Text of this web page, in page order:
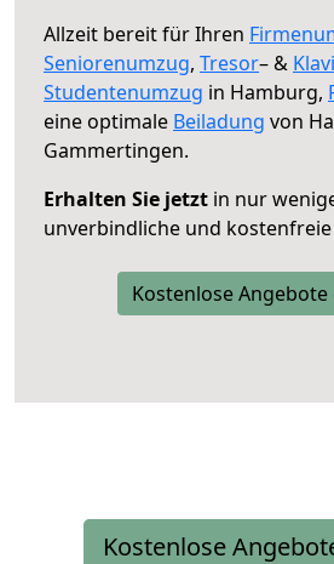
Allzeit bereit für Ihren
Seniorenumzug, Tresor– &
Studentenumzug in Hamburg,
eine optimale Beiladung von
Gammertingen.
Erhalten Sie jetzt in nur
unverbindliche und
Kostenlose
Kostenlose